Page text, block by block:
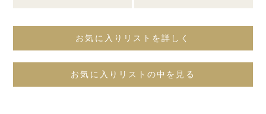
お気に入りリストを詳しく
お気に入りリストの中を見る